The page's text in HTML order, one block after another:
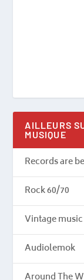
AILLEURS
MUSIQUE
Records are
Rock 60/70
Vintage
Audiolemok